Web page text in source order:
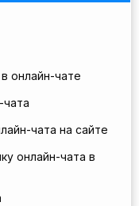
онлайн-чате
чата на сайте
онлайн-чата в